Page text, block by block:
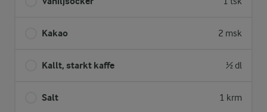
Kakao 2 msk
Kallt, starkt kaffe ½ dl
Salt 1 krm